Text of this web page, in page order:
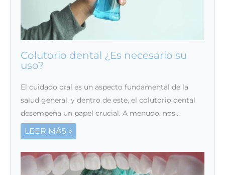
Colutorio dental ¿Es necesario su
uso?
El cuidado oral es un aspecto fundamental de la
salud general, y dentro de este, el colutorio dental
desempeña un papel crucial. A menudo, nos…
LEER MÁS »